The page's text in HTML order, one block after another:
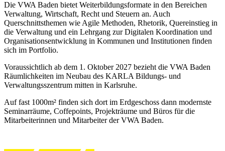
Die VWA Baden bietet Weiterbildungsformate in den Bereichen
Verwaltung, Wirtschaft, Recht und Steuern an. Auch
Querschnittsthemen wie Agile Methoden, Rhetorik, Quereinstieg in
die Verwaltung und ein Lehrgang zur Digitalen Koordination und
Organisationsentwicklung in Kommunen und Institutionen finden
sich im Portfolio.
Voraussichtlich ab dem 1. Oktober 2027 bezieht die VWA Baden
Räumlichkeiten im Neubau des KARLA Bildungs- und
Verwaltungsszentrum mitten in Karlsruhe.
Auf fast 1000m² finden sich dort im Erdgeschoss dann modernste
Seminarräume, Coffepoints, Projekträume und Büros für die
Mitarbeiterinnen und Mitarbeiter der VWA Baden.